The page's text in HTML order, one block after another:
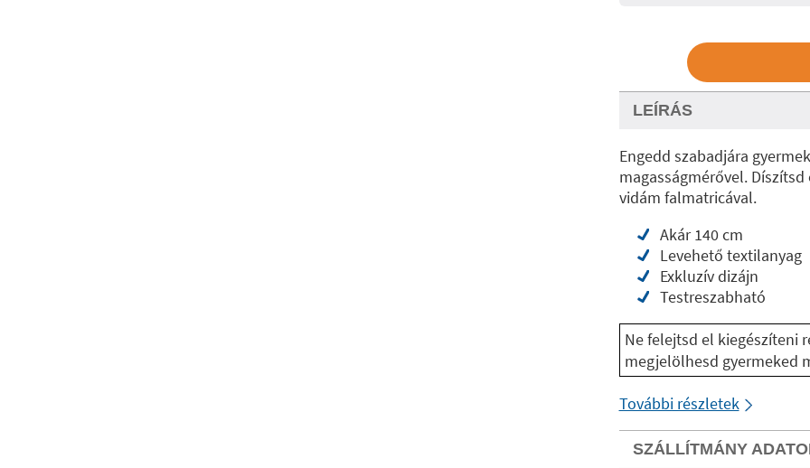
LEÍRÁS
Engedd szabadjára
magasságmérővel.
vidám falmatricával.
Akár 140 cm
Levehető textilanyag
Exkluzív dizájn
Testreszabható
Ne felejtsd el kiegészíteni
megjelölhesd gyermeked
További részletek
SZÁLLÍTMÁNY